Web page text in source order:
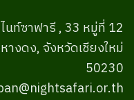
นท์ซาฟารี , 33 หมู่ที่ 12
งดง, จังหวัดเชียงใหม่
50230